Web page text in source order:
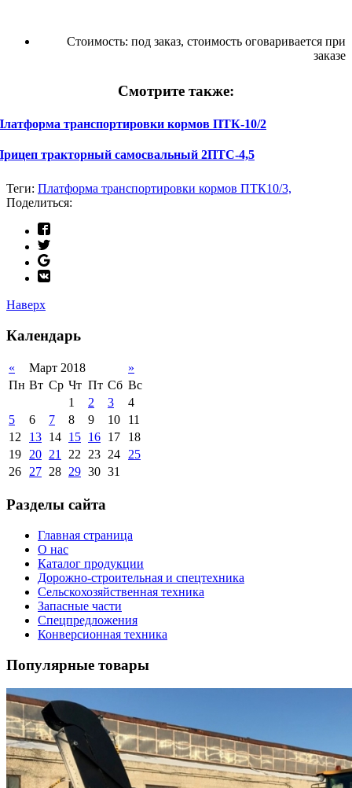
Стоимость: под заказ, стоимость оговаривается при
заказе
Смотрите также:
транспортировки кормов ПТК-10/2
тракторный самосвальный 2ПТС-4,5
Теги: Платформа транспортировки кормов ПТК10/3,
Поделиться:
Наверх
Календарь
« Март 2018
»
Пн Вт Ср Чт Пт Сб Вс
1
2 3
4
5
6 7 8 9 10
11
12
13 14 15 16 17
18
19 20 21 22 23 24 25
26 27 28 29 30 31
Разделы сайта
Главная страница
О нас
Каталог продукции
Дорожно-строительная и спецтехника
Сельскохозяйственная техника
Запасные части
Спецпредложения
Конверсионная техника
Популярные товары